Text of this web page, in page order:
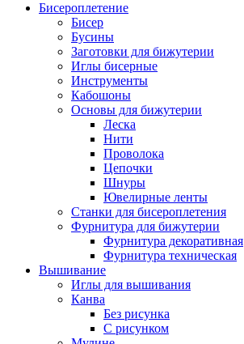
Бисероплетение
Бисер
Бусины
Заготовки для бижутерии
Иглы бисерные
Инструменты
Кабошоны
Основы для бижутерии
Леска
Нити
Проволока
Цепочки
Шнуры
Ювелирные ленты
Станки для бисероплетения
Фурнитура для бижутерии
Фурнитура декоративная
Фурнитура техническая
Вышивание
Иглы для вышивания
Канва
Без рисунка
С рисунком